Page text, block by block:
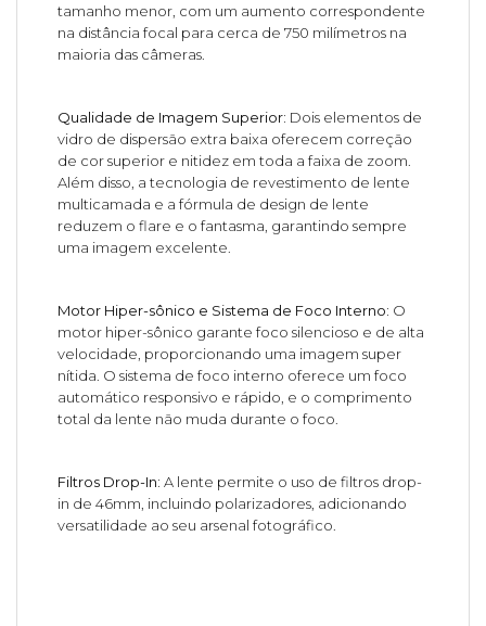
tamanho menor, com um aumento correspondente
na distância focal para cerca de 750 milímetros na
maioria das câmeras.
Qualidade de Imagem Superior: Dois elementos de
vidro de dispersão extra baixa oferecem correção
de cor superior e nitidez em toda a faixa de zoom.
Além disso, a tecnologia de revestimento de lente
multicamada e a fórmula de design de lente
reduzem o flare e o fantasma, garantindo sempre
uma imagem excelente.
Motor Hiper-sônico e Sistema de Foco Interno: O
motor hiper-sônico garante foco silencioso e de alta
velocidade, proporcionando uma imagem super
nítida. O sistema de foco interno oferece um foco
automático responsivo e rápido, e o comprimento
total da lente não muda durante o foco.
Filtros Drop-In: A lente permite o uso de filtros drop-
in de 46mm, incluindo polarizadores, adicionando
versatilidade ao seu arsenal fotográfico.